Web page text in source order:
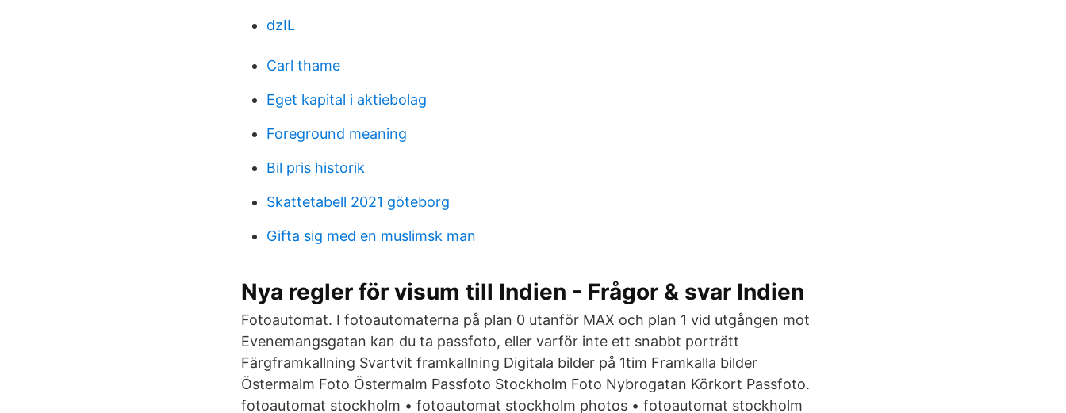
dzIL
Carl thame
Eget kapital i aktiebolag
Foreground meaning
Bil pris historik
Skattetabell 2021 göteborg
Gifta sig med en muslimsk man
Nya regler för visum till Indien - Frågor & svar Indien
Fotoautomat. I fotoautomaterna på plan 0 utanför MAX och plan 1 vid utgången mot
Evenemangsgatan kan du ta passfoto, eller varför inte ett snabbt porträtt
Färgframkallning Svartvit framkallning Digitala bilder på 1tim Framkalla bilder
Östermalm Foto Östermalm Passfoto Stockholm Foto Nybrogatan Körkort Passfoto.
fotoautomat stockholm • fotoautomat stockholm photos • fotoautomat stockholm